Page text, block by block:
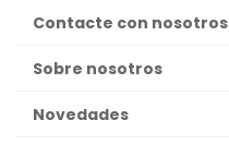
Contacte con nosotros
Sobre nosotros
Novedades